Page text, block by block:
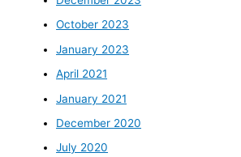
October 2023
January 2023
April 2021
January 2021
December 2020
July 2020